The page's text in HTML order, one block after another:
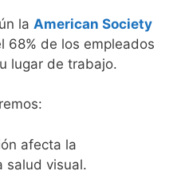
la American Society
68% de los empleados
lugar de trabajo.
afecta la
salud visual.